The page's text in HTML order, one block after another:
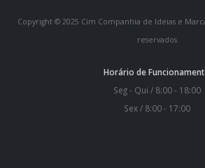
Copyright © 2025 Cim Companhia de Ideias e
reservados
Horário de
Seg - Qui / 8:00 - 18:00
Sex / 8:00 - 17:00